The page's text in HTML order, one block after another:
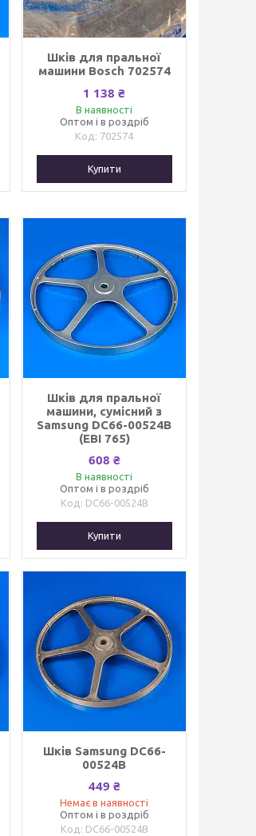
Шків для пральної
машини Bosch 702574
1 138 ₴
В наявності
Оптом і в роздріб
702574
Купити
Шків для пральної
машини, сумісний з
Samsung DC66-00524B
(EBI 765)
608 ₴
В наявності
Оптом і в роздріб
DC66-00524B
Купити
Шків Samsung DC66-
00524B
449 ₴
Немає в наявності
Оптом і в роздріб
DC66-00524B